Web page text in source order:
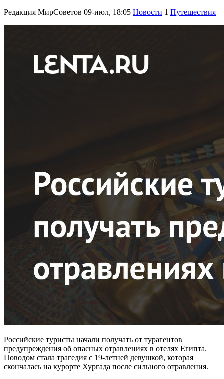
Редакция МирСоветов 09-июл, 18:05 Новости 1 Путешествия
Российские туристы начали получать от турагентов
предупреждения об опасных отравлениях в отелях Египта.
Поводом стала трагедия с 19-летней девушкой, которая
скончалась на курорте Хургада после сильного отравления.